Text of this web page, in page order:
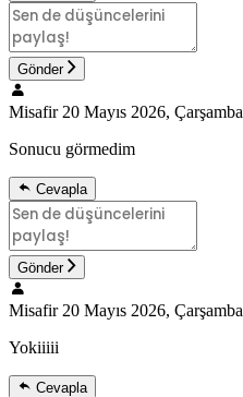
Gönder
Misafir 20 Mayıs 2026, Çarşamba
Sonucu görmedim
Cevapla
Gönder
Misafir 20 Mayıs 2026, Çarşamba
Yokiiiii
Cevapla